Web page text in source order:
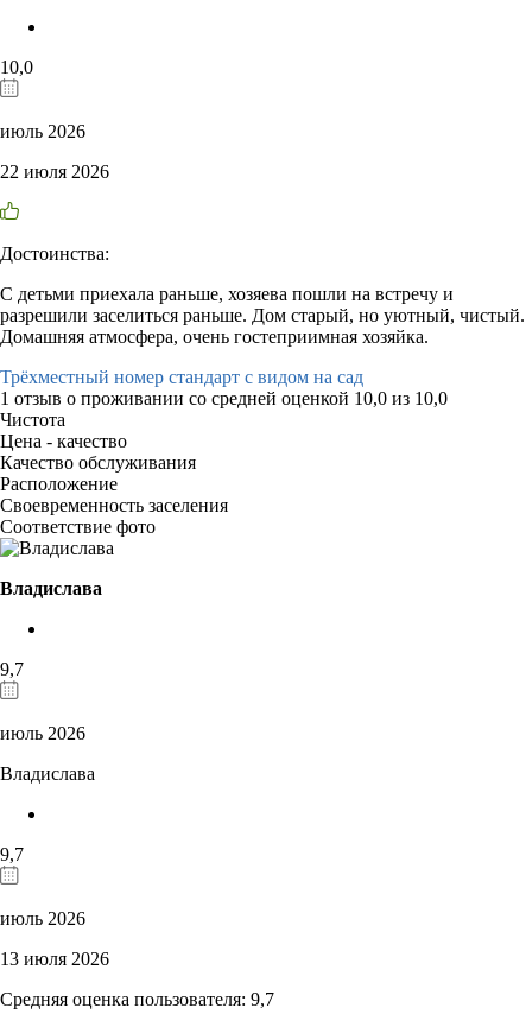
10,0
июль 2026
22 июля 2026
Достоинства:
С детьми приехала раньше, хозяева пошли на встречу и
разрешили заселиться раньше. Дом старый, но уютный, чистый.
Домашняя атмосфера, очень гостеприимная хозяйка.
Трёхместный номер стандарт с видом на сад
1 отзыв о проживании со средней оценкой 10,0 из 10,0
Чистота
Цена - качество
Качество обслуживания
Расположение
Своевременность заселения
Соответствие фото
Владислава
9,7
июль 2026
Владислава
9,7
июль 2026
13 июля 2026
Средняя оценка пользователя: 9,7